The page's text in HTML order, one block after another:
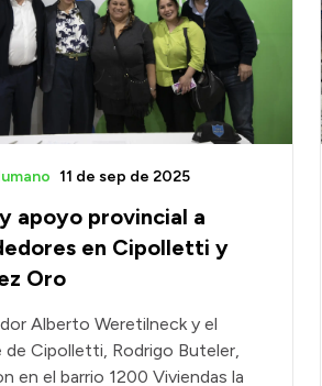
apoyo provincial a
en Cipolletti y
Oro
11 de sep de 2025
Alberto Weretilneck y el
Cipolletti, Rodrigo Buteler,
en el barrio 1200 Viviendas la